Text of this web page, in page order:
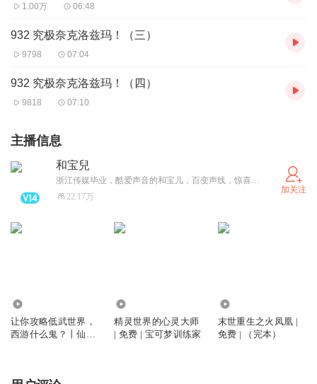
1.00万 06:48
932 究极奈克洛兹玛！（三）
9798 07:04
932 究极奈克洛兹玛！（四）
9818 07:10
主播信息
和宝兒
浙江传媒毕业，酷爱声音的和宝儿，百变声线，惊喜不断。【喜马拉雅作品】角色代表作《大主宰》双播（和宝儿&amp;头陀渊）《万界淘宝店》（大斌，头陀渊，小桃红，和宝儿）主述代表作《精灵世界的底层训练家》单播《灾厄收容所》代表作书粉q群：1041585025。
22.17万
加关注
让你攻略低武世界，
西游什么鬼？丨仙侠
精灵世界的心灵大师
| 免费 | 宝可梦训练家
末世重生之火凤凰 |
免费 | （完本）